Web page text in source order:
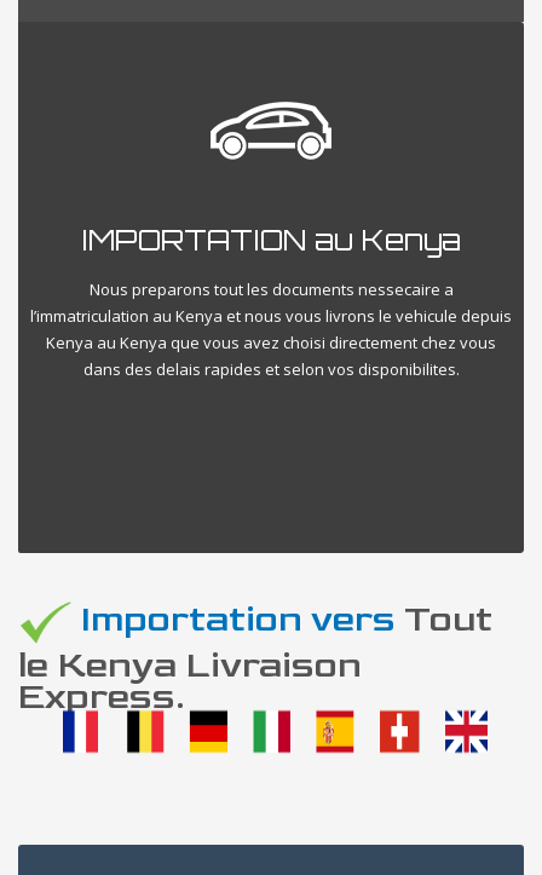
IMPORTATION au Kenya
Nous preparons tout les documents nessecaire a
l’immatriculation au Kenya et nous vous livrons le vehicule depuis
Kenya au Kenya que vous avez choisi directement chez vous
dans des delais rapides et selon vos disponibilites.
Importation vers Tout
le Kenya Livraison
Express.